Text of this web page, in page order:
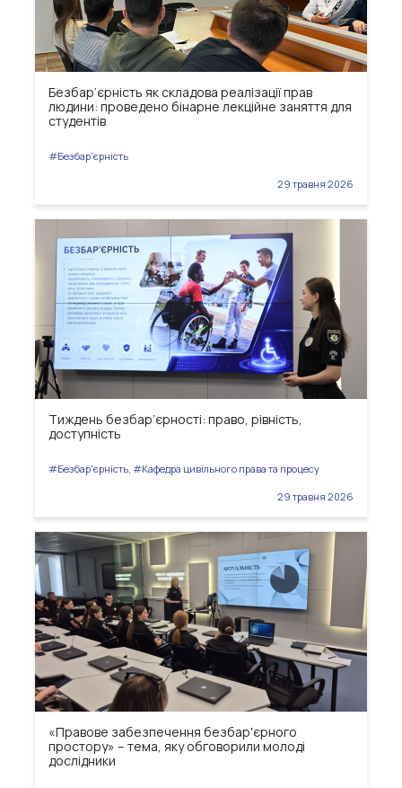
Безбар’єрність як складова реалізації прав
людини: проведено бінарне лекційне заняття для
студентів
#Безбар'єрність
29 травня 2026
Тиждень безбар’єрності: право, рівність,
доступність
#Безбар'єрність, #Кафедра цивільного права та процесу
29 травня 2026
«Правове забезпечення безбарʼєрного
простору» – тема, яку обговорили молоді
дослідники